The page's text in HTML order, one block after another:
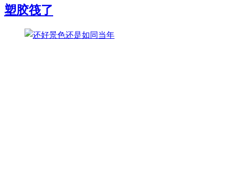
塑胶筏了